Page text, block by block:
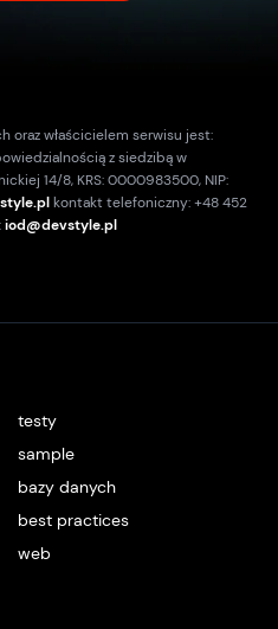
właścicielem serwisu jest:
z siedzibą w
14/8, KRS: 0000983500, NIP:
kontakt telefoniczny: +48 452
iod@devstyle.pl
testy
sample
bazy danych
best practices
web